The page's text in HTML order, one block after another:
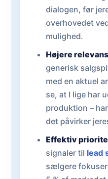
dialogen, før
overhovedet
mulighed.
Højere
generisk
med en aktuel
se, at I lige har
produktion –
det påvirker
Effektiv
signaler til lead
sælgere